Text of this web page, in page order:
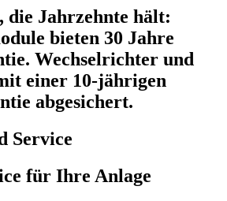
die Jahrzehnte hält:
bieten 30 Jahre
Wechselrichter und
einer 10-jährigen
abgesichert.
Service
für Ihre Anlage